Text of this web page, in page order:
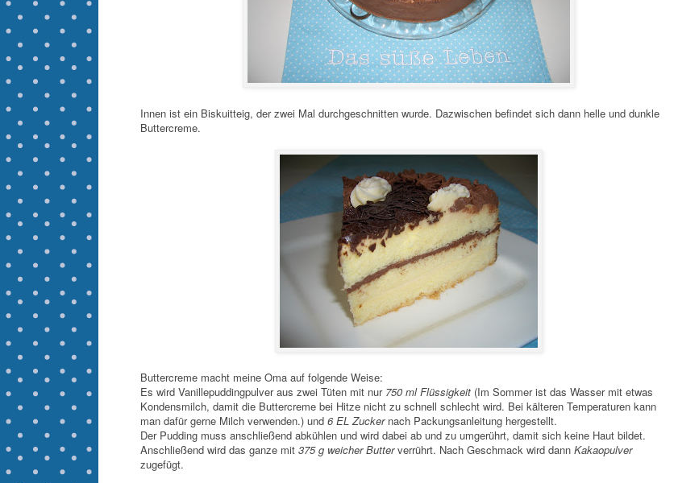
Innen ist ein Biskuitteig, der zwei Mal durchgeschnitten wurde. Dazwischen befindet sich dann helle und dunkle
Buttercreme.
Buttercreme macht meine Oma auf folgende Weise:
Es wird Vanillepuddingpulver aus zwei Tüten mit nur 750 ml Flüssigkeit (Im Sommer ist das Wasser mit etwas
Kondensmilch, damit die Buttercreme bei Hitze nicht zu schnell schlecht wird. Bei kälteren Temperaturen kann
man dafür gerne Milch verwenden.) und 6 EL Zuckernach Packungsanleitung hergestellt.
Der Pudding muss anschließend abkühlen und wird dabei ab und zu umgerührt, damit sich keine Haut bildet.
Anschließend wird das ganze mit 375 g weicher Butterverrührt. Nach Geschmack wird dann Kakaopulver
zugefügt.